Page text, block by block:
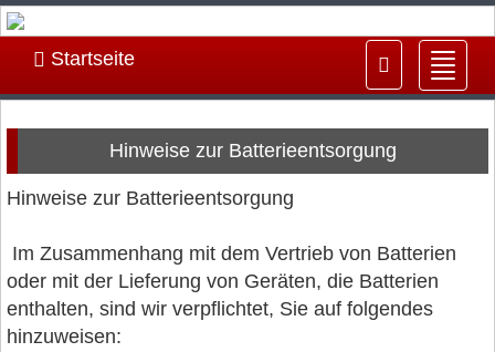
ein-/
Startseite
Hinweise zur Batterieentsorgung
Hinweise zur Batterieentsorgung
Im Zusammenhang mit dem Vertrieb von Batterien
oder mit der Lieferung von Geräten, die Batterien
enthalten, sind wir verpflichtet, Sie auf folgendes
hinzuweisen: